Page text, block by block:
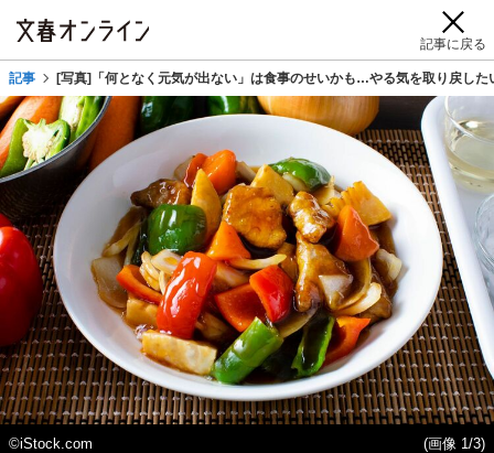
記事に戻る
記事 [写真]「何となく元気が出ない」は食事のせいかも…やる気を取り戻した
©iStock.com (画像 1/3)